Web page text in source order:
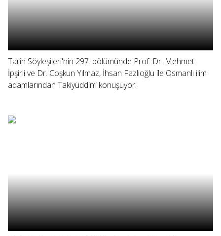
Tarih Söyleşileri'nin 297. bölümünde Prof. Dr. Mehmet
İpşirli ve Dr. Coşkun Yılmaz, İhsan Fazlıoğlu ile Osmanlı ilim
adamlarından Takiyüddin’i konuşuyor.